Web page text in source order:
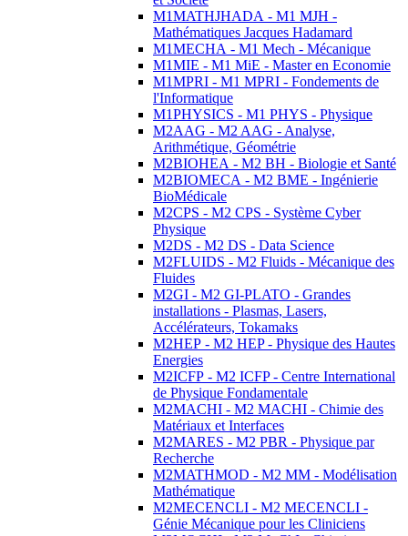
M1MATHJHADA - M1 MJH -
Mathématiques Jacques Hadamard
M1MECHA - M1 Mech - Mécanique
M1MIE - M1 MiE - Master en Economie
M1MPRI - M1 MPRI - Fondements de
l'Informatique
M1PHYSICS - M1 PHYS - Physique
M2AAG - M2 AAG - Analyse,
Arithmétique, Géométrie
M2BIOHEA - M2 BH - Biologie et Santé
M2BIOMECA - M2 BME - Ingénierie
BioMédicale
M2CPS - M2 CPS - Système Cyber
Physique
M2DS - M2 DS - Data Science
M2FLUIDS - M2 Fluids - Mécanique des
Fluides
M2GI - M2 GI-PLATO - Grandes
installations - Plasmas, Lasers,
Accélérateurs, Tokamaks
M2HEP - M2 HEP - Physique des Hautes
Energies
M2ICFP - M2 ICFP - Centre International
de Physique Fondamentale
M2MACHI - M2 MACHI - Chimie des
Matériaux et Interfaces
M2MARES - M2 PBR - Physique par
Recherche
M2MATHMOD - M2 MM - Modélisation
Mathématique
M2MECENCLI - M2 MECENCLI -
Génie Mécanique pour les Cliniciens